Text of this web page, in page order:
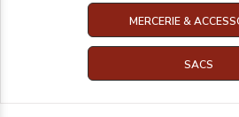
MERCERIE &
SACS